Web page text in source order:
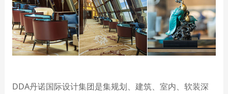
DDA丹诺国际设计集团是集规划、建筑、室内、软装深